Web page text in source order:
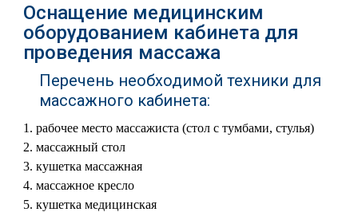
Оснащение медицинским
оборудованием кабинета для
проведения массажа
Перечень необходимой техники для
массажного кабинета:
рабочее место массажиста (стол с тумбами, стулья)
массажный стол
кушетка массажная
массажное кресло
кушетка медицинская